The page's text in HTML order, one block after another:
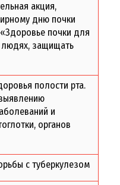
акция,
дню почки
почки для
людях, защищать
полости рта.
и
органов
с туберкулезом